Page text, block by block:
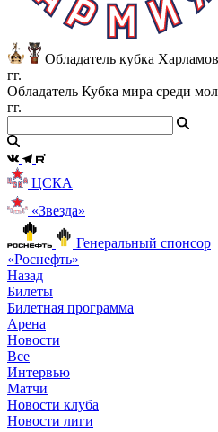
Обладатель кубка
гг.
Обладатель Кубка мира среди
гг.
ЦСКА
«Звезда»
Генеральный спонсор
«Роснефть»
Назад
Билеты
Билетная программа
Арена
Новости
Все
Интервью
Матчи
Новости клуба
Новости лиги